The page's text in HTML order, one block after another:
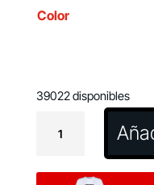
Color
39022 disponibles
Korpus